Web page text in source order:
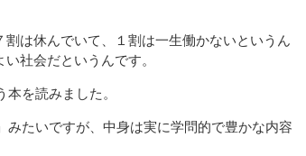
は休んでいて、１割は一生働かないというん
社会だというんです。
を読みました。
みたいですが、中身は実に学問的で豊かな内容